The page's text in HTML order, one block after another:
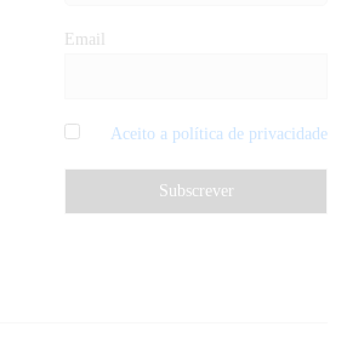
Email